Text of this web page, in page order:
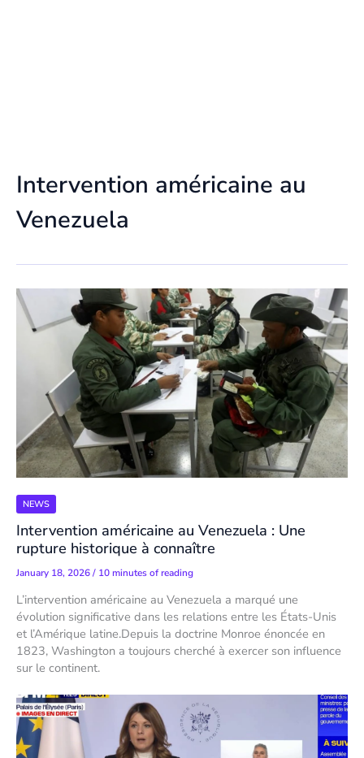
Intervention américaine au
Venezuela
NEWS
Intervention américaine au Venezuela : Une
rupture historique à connaître
January 18, 2026/ 10 minutes of reading
L’intervention américaine au Venezuela a marqué une
évolution significative dans les relations entre les États-Unis
et l’Amérique latine.Depuis la doctrine Monroe énoncée en
1823, Washington a toujours cherché à exercer son influence
sur le continent.